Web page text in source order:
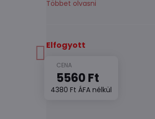
Többet olvasni
Elfogyott
5560 Ft
4380 Ft ÁFA nélkül